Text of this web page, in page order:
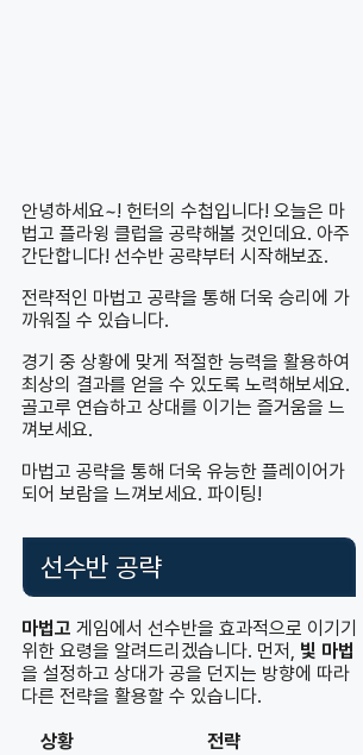
안녕하세요~! 헌터의 수첩입니다! 오늘은 마
법고 플라윙 클럽을 공략해볼 것인데요. 아주
간단합니다! 선수반 공략부터 시작해보죠.
전략적인 마법고 공략을 통해 더욱 승리에 가
까워질 수 있습니다.
경기 중 상황에 맞게 적절한 능력을 활용하여
최상의 결과를 얻을 수 있도록 노력해보세요.
골고루 연습하고 상대를 이기는 즐거움을 느
껴보세요.
마법고 공략을 통해 더욱 유능한 플레이어가
되어 보람을 느껴보세요. 파이팅!
선수반 공략
마법고 게임에서 선수반을 효과적으로 이기기
위한 요령을 알려드리겠습니다. 먼저, 빛 마법
을 설정하고 상대가 공을 던지는 방향에 따라
다른 전략을 활용할 수 있습니다.
상황
전략